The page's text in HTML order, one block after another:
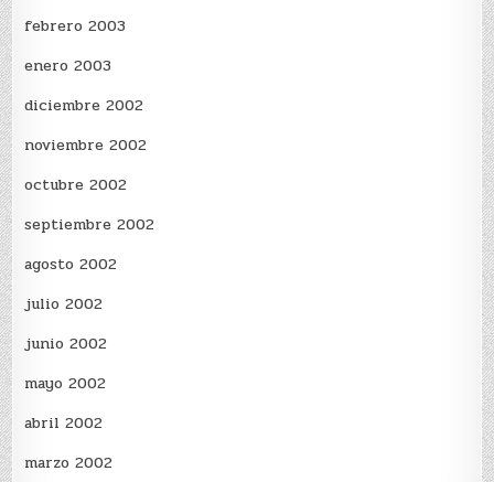
febrero 2003
enero 2003
diciembre 2002
noviembre 2002
octubre 2002
septiembre 2002
agosto 2002
julio 2002
junio 2002
mayo 2002
abril 2002
marzo 2002